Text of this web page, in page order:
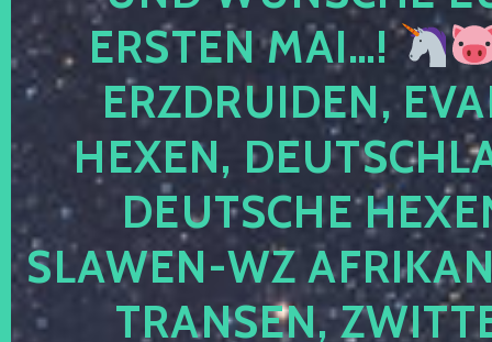
ERSTEN MAI…!
ERZDRUIDEN,
HEXEN,
DEUTSCHE
SLAWEN-WZ
TRANSEN,